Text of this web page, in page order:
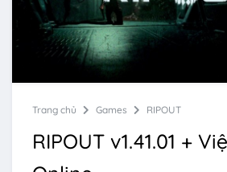
Trang chủ Games RIPOUT
RIPOUT v1.41.01 +